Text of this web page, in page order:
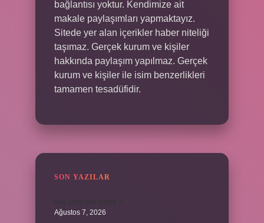
bağlantısı yoktur. Kendimize ait
makale paylaşımları yapmaktayız.
Sitede yer alan içerikler haber niteliği
taşımaz. Gerçek kurum ve kişiler
hakkında paylaşım yapılmaz. Gerçek
kurum ve kişiler ile isim benzerlikleri
tamamen tesadüfidir.
SON YAZILAR
Ağustos 7, 2026